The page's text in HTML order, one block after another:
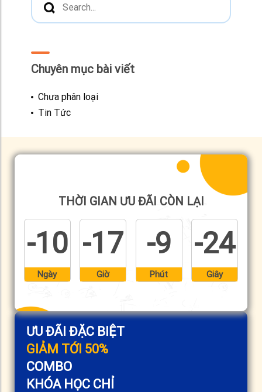
Chuyên mục bài viết
Chưa phân loại
Tin Tức
ƯU ĐÃI ĐẶC BIỆT
GIẢM TỚI 50%
COMBO
KHÓA HỌC CHỈ
THỜI GIAN ƯU ĐÃI CÒN LẠI
-10
Ngày
-17
Giờ
-9
Phút
-25
Giây